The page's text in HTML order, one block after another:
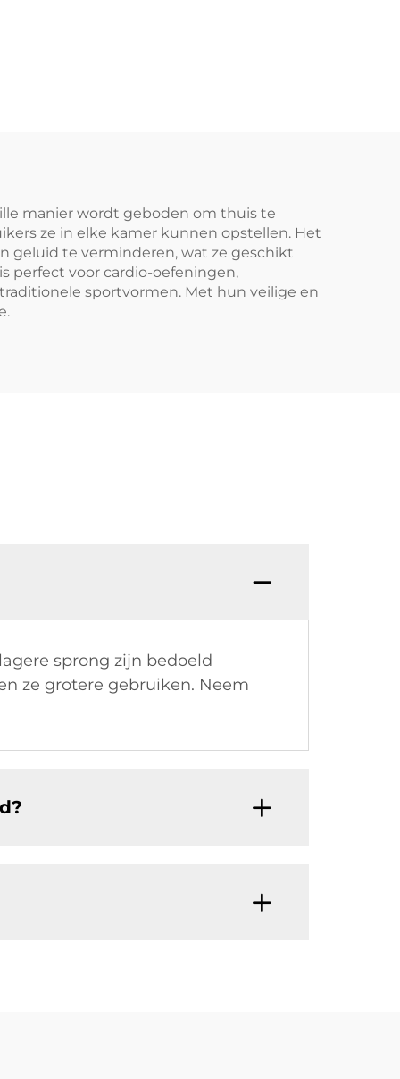
manier wordt geboden om thuis te
ze in elke kamer kunnen opstellen. Het
geluid te verminderen, wat ze geschikt
perfect voor cardio-oefeningen,
sportvormen. Met hun veilige en
sprong zijn bedoeld
ze grotere gebruiken. Neem